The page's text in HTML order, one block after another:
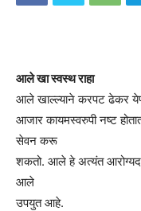
आले खा स्वस्थ राहा
आले खाल्ल्याने करपट ढेकर
आजार कायमस्वरुपी नष्ट
सेवन करू
शकतो. आले हे अत्यंत
आले
उपयुत आहे.